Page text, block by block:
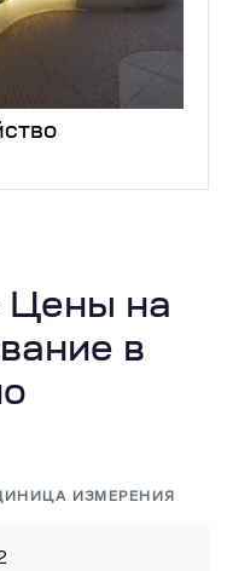
Цены на
в
ИЗМЕРЕНИЯ